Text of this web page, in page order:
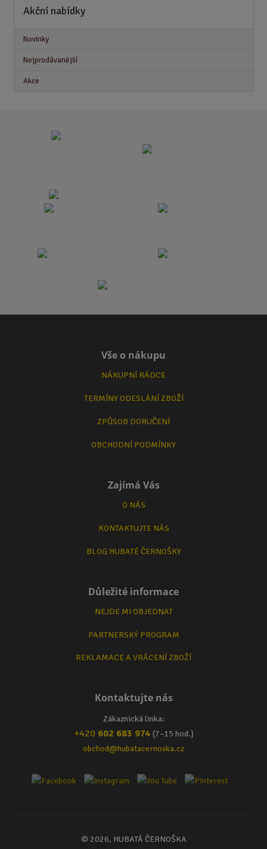
Akční nabídky
Novinky
Nejprodávanější
Akce
Vše o nákupu
NÁKUPNÍ RÁDCE
TERMÍNY ODESLÁNÍ ZBOŽÍ
ZPŮSOB DORUČENÍ
OBCHODNÍ PODMÍNKY
Zajímá Vás
O NÁS
KONTAKTUJTE NÁS
BLOG HUBATÉ ČERNOŠKY
Důležité informace
NEJDE MI OBJEDNAT
PARTNERSKÝ PROGRAM
REKLAMACE A VRÁCENÍ ZBOŽÍ
Kontaktujte nás
Zákaznická linka:
+420 602 683 974 (7–15 hod.)
obchod@hubatacernoska.cz
© 2026, HUBATÁ ČERNOŠKA